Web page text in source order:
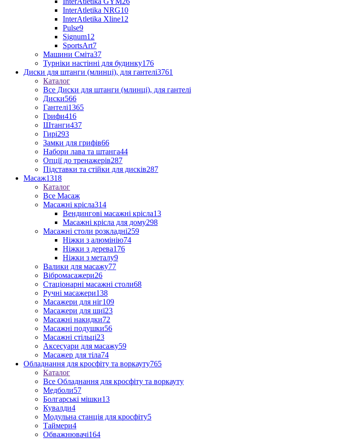
InterAtletika NRG10
InterAtletika Xline12
Pulse9
Signum12
SportsArt7
Машини Сміта37
Турніки настінні для будинку176
Диски для штанги (млинці), для гантелі3761
Каталог
Все Диски для штанги (млинці), для гантелі
Диски566
Гантелі1365
Грифи416
Штанги437
Гирі293
Замки для грифів66
Набори лава та штанга44
Опції до тренажерів287
Підставки та стійки для дисків287
Масаж1318
Каталог
Все Масаж
Масажні крісла314
Вендингові масажні крісла13
Масажні крісла для дому298
Масажні столи розкладні259
Ніжки з алюмінію74
Ніжки з дерева176
Ніжки з металу9
Валики для масажу77
Вібромасажери26
Стаціонарні масажні столи68
Ручні масажери138
Масажери для ніг109
Масажери для шиї23
Масажні накидки72
Масажні подушки56
Масажні стільці23
Аксесуари для масажу59
Масажер для тіла74
Обладнання для кросфіту та воркауту765
Каталог
Все Обладнання для кросфіту та воркауту
Медболи57
Болгарські мішки13
Кувалди4
Модульна станція для кросфіту5
Таймери4
Обважнювачі164